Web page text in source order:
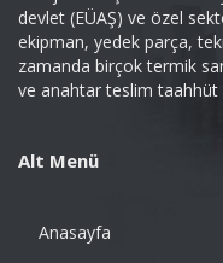
devlet (EÜAŞ) ve özel
ekipman, yedek parça,
zamanda birçok termik
ve anahtar teslim
Alt Menü
Anasayfa